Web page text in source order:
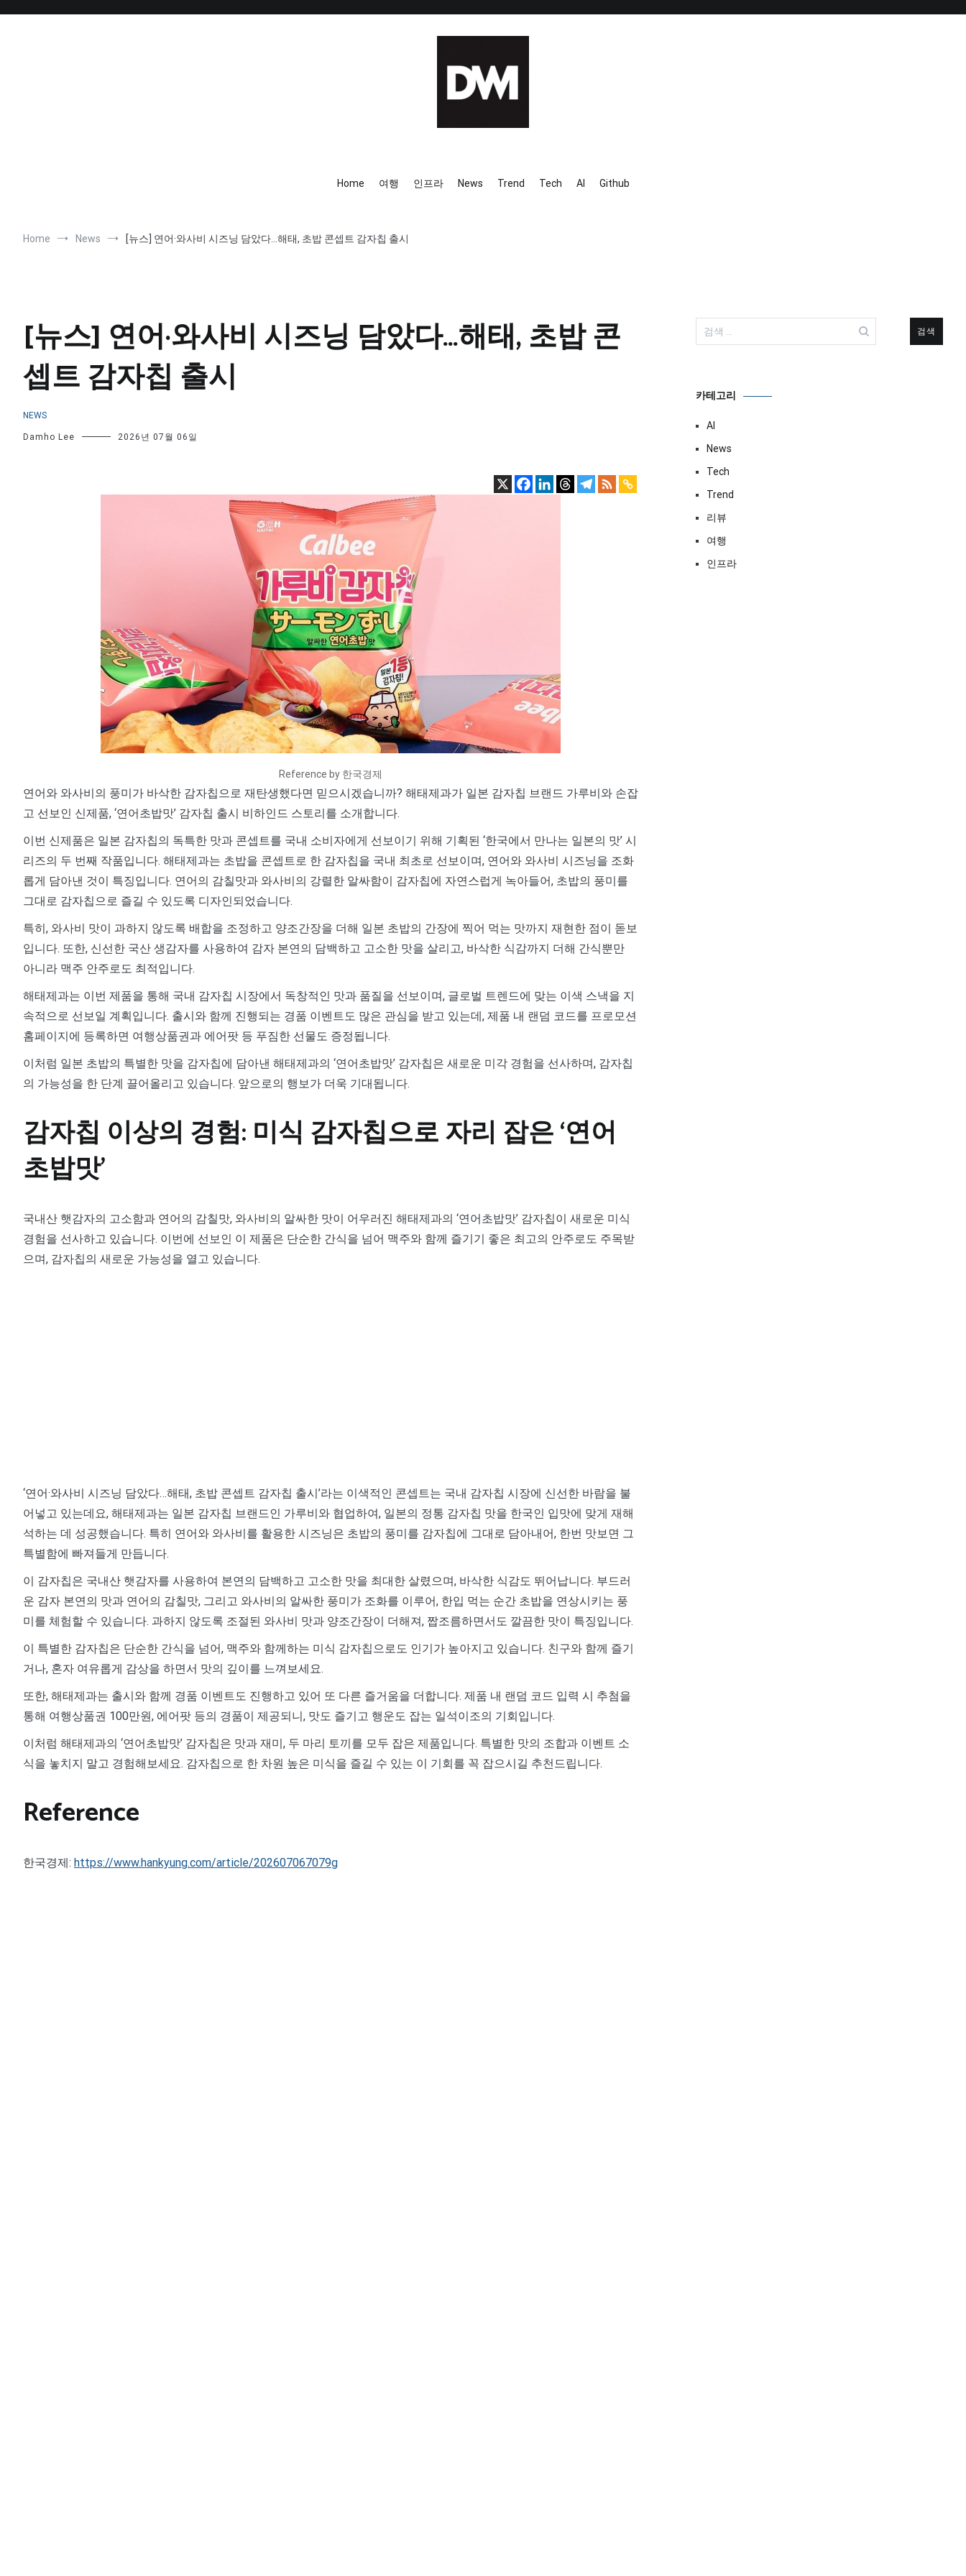
Home 여행 인프라 News Trend Tech AI Github
Home News [뉴스] 연어·와사비 시즈닝 담았다…해태, 초밥 콘셉트 감자칩 출시
[뉴스] 연어·와사비 시즈닝 담았다…해태, 초밥 콘
셉트 감자칩 출시
NEWS
Damho Lee 2026년 07월 06일
Reference by 한국경제
연어와 와사비의 풍미가 바삭한 감자칩으로 재탄생했다면 믿으시겠습니까? 해태제과가 일본 감자칩 브랜드 가루비와 손잡
고 선보인 신제품, ‘연어초밥맛’ 감자칩 출시 비하인드 스토리를 소개합니다.
이번 신제품은 일본 감자칩의 독특한 맛과 콘셉트를 국내 소비자에게 선보이기 위해 기획된 ‘한국에서 만나는 일본의 맛’ 시
리즈의 두 번째 작품입니다. 해태제과는 초밥을 콘셉트로 한 감자칩을 국내 최초로 선보이며, 연어와 와사비 시즈닝을 조화
롭게 담아낸 것이 특징입니다. 연어의 감칠맛과 와사비의 강렬한 알싸함이 감자칩에 자연스럽게 녹아들어, 초밥의 풍미를
그대로 감자칩으로 즐길 수 있도록 디자인되었습니다.
특히, 와사비 맛이 과하지 않도록 배합을 조정하고 양조간장을 더해 일본 초밥의 간장에 찍어 먹는 맛까지 재현한 점이 돋보
입니다. 또한, 신선한 국산 생감자를 사용하여 감자 본연의 담백하고 고소한 맛을 살리고, 바삭한 식감까지 더해 간식뿐만
아니라 맥주 안주로도 최적입니다.
해태제과는 이번 제품을 통해 국내 감자칩 시장에서 독창적인 맛과 품질을 선보이며, 글로벌 트렌드에 맞는 이색 스낵을 지
속적으로 선보일 계획입니다. 출시와 함께 진행되는 경품 이벤트도 많은 관심을 받고 있는데, 제품 내 랜덤 코드를 프로모션
홈페이지에 등록하면 여행상품권과 에어팟 등 푸짐한 선물도 증정됩니다.
이처럼 일본 초밥의 특별한 맛을 감자칩에 담아낸 해태제과의 ‘연어초밥맛’ 감자칩은 새로운 미각 경험을 선사하며, 감자칩
의 가능성을 한 단계 끌어올리고 있습니다. 앞으로의 행보가 더욱 기대됩니다.
감자칩 이상의 경험: 미식 감자칩으로 자리 잡은 ‘연어
초밥맛’
국내산 햇감자의 고소함과 연어의 감칠맛, 와사비의 알싸한 맛이 어우러진 해태제과의 ‘연어초밥맛’ 감자칩이 새로운 미식
경험을 선사하고 있습니다. 이번에 선보인 이 제품은 단순한 간식을 넘어 맥주와 함께 즐기기 좋은 최고의 안주로도 주목받
으며, 감자칩의 새로운 가능성을 열고 있습니다.
‘연어·와사비 시즈닝 담았다…해태, 초밥 콘셉트 감자칩 출시’라는 이색적인 콘셉트는 국내 감자칩 시장에 신선한 바람을 불
어넣고 있는데요, 해태제과는 일본 감자칩 브랜드인 가루비와 협업하여, 일본의 정통 감자칩 맛을 한국인 입맛에 맞게 재해
석하는 데 성공했습니다. 특히 연어와 와사비를 활용한 시즈닝은 초밥의 풍미를 감자칩에 그대로 담아내어, 한번 맛보면 그
특별함에 빠져들게 만듭니다.
이 감자칩은 국내산 햇감자를 사용하여 본연의 담백하고 고소한 맛을 최대한 살렸으며, 바삭한 식감도 뛰어납니다. 부드러
운 감자 본연의 맛과 연어의 감칠맛, 그리고 와사비의 알싸한 풍미가 조화를 이루어, 한입 먹는 순간 초밥을 연상시키는 풍
미를 체험할 수 있습니다. 과하지 않도록 조절된 와사비 맛과 양조간장이 더해져, 짭조름하면서도 깔끔한 맛이 특징입니다.
이 특별한 감자칩은 단순한 간식을 넘어, 맥주와 함께하는 미식 감자칩으로도 인기가 높아지고 있습니다. 친구와 함께 즐기
거나, 혼자 여유롭게 감상을 하면서 맛의 깊이를 느껴보세요.
또한, 해태제과는 출시와 함께 경품 이벤트도 진행하고 있어 또 다른 즐거움을 더합니다. 제품 내 랜덤 코드 입력 시 추첨을
통해 여행상품권 100만원, 에어팟 등의 경품이 제공되니, 맛도 즐기고 행운도 잡는 일석이조의 기회입니다.
이처럼 해태제과의 ‘연어초밥맛’ 감자칩은 맛과 재미, 두 마리 토끼를 모두 잡은 제품입니다. 특별한 맛의 조합과 이벤트 소
식을 놓치지 말고 경험해보세요. 감자칩으로 한 차원 높은 미식을 즐길 수 있는 이 기회를 꼭 잡으시길 추천드립니다.
Reference
한국경제: https://www.hankyung.com/article/202607067079g
색:
카테고리
AI
News
Tech
Trend
리뷰
여행
인프라